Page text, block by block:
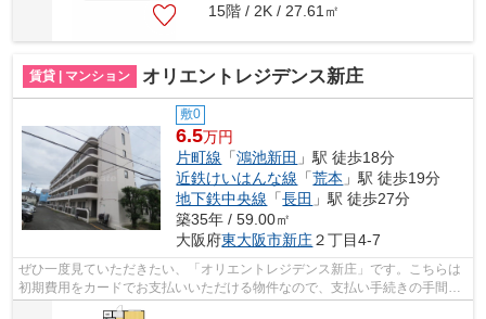
15階 / 2K / 27.61㎡
賃貸 | マンション オリエントレジデンス新庄
敷0
6.5万円
片町線 「鴻池新田 」駅 徒歩18分
近鉄けいはんな線 「荒本 」駅 徒歩19分
地下鉄中央線 「長田 」駅 徒歩27分
築35年 / 59.00㎡
大阪府東大阪市新庄２丁目4-7
ぜひ一度見ていただきたい、「オリエントレジデンス新庄」です。こちらは
初期費用をカードでお支払いいただける物件なので、支払い手続きの手間が
省けます。こちらの物件には自走式駐...